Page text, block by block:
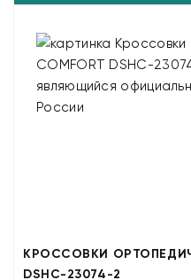
КРОССОВКИ
DSHC-23074-2